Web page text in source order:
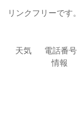
リンクフリーです。
天気 電話番号
情報